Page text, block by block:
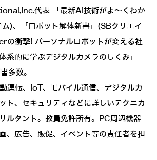
代表 「最新AI技術がよ～くわか
)、「ロボット解体新書」(SBクリエイ
の衝撃! パーソナルロボットが変える社
系的に学ぶデジタルカメラのしくみ」
多数。
運転、IoT、モバイル通信、デジタルカ
ト、セキュリティなどに詳しいテクニカ
ルタント。教員免許所有。PC周辺機器
、広告、販促、イベント等の責任者を担